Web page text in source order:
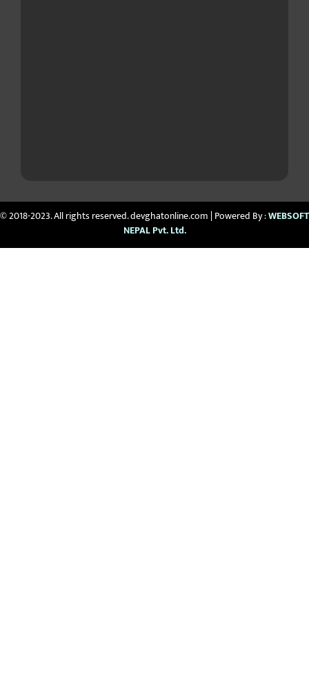
© 2018-2023. All rights reserved. devghatonline.com | Powered By :WEBSOFT
NEPAL Pvt. Ltd.